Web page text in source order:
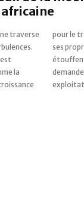
traverse
la
mondial,
une
une